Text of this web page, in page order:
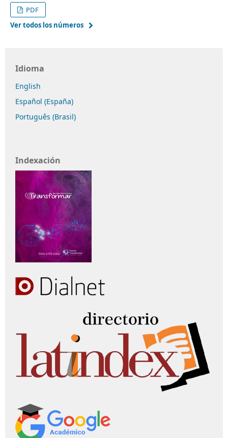
PDF
Ver todos los números
Idioma
English
Español (España)
Português (Brasil)
Indexación